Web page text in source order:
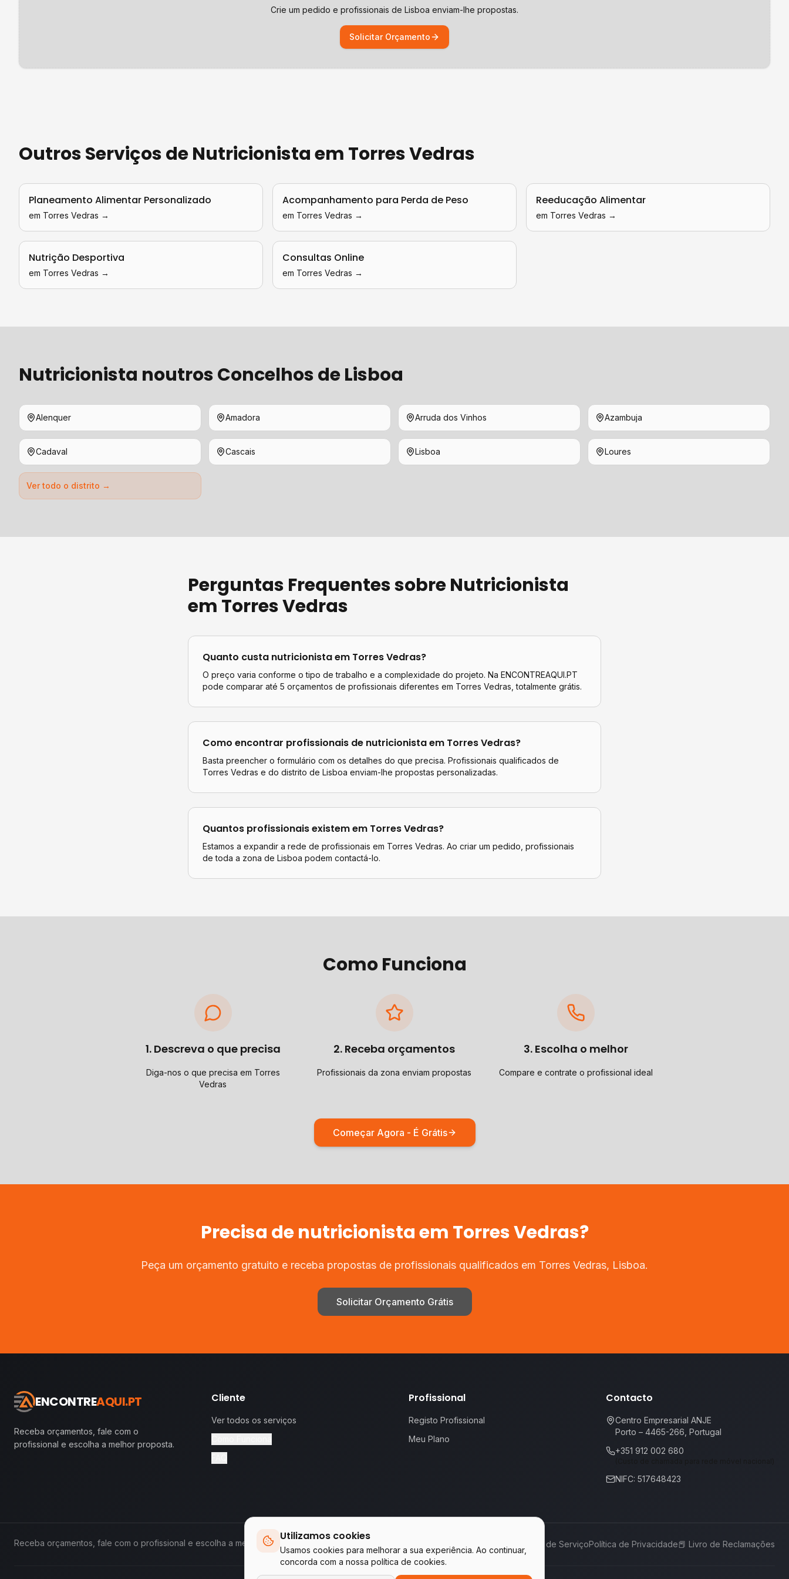
Utilizamos cookies
Usamos cookies para melhorar a sua experiência. Ao continuar,
concorda com a nossa política de cookies.
Crie um pedido e profissionais de Lisboa enviam-lhe propostas.
Solicitar Orçamento
Outros Serviços deNutricionistaem Torres Vedras
Planeamento Alimentar Personalizado
em Torres Vedras →
Acompanhamento para Perda de Peso
em Torres Vedras →
Reeducação Alimentar
em Torres Vedras →
Nutrição Desportiva
em Torres Vedras →
Consultas Online
em Torres Vedras →
Nutricionista noutros Concelhos deLisboa
Alenquer Amadora Arruda dos Vinhos Azambuja
Cadaval Cascais Lisboa Loures
Ver todo o distrito →
Perguntas Frequentes sobreNutricionista
em Torres Vedras
Quanto custa nutricionistaem Torres Vedras?
O preço varia conforme o tipo de trabalho e a complexidade do projeto. Na ENCONTREAQUI.PT
pode comparar até 5 orçamentos de profissionais diferentes em Torres Vedras , totalmente grátis.
Como encontrar profissionais de nutricionistaem Torres Vedras?
Basta preencher o formulário com os detalhes do que precisa. Profissionais qualificados de
Torres Vedras e do distrito de Lisboa enviam-lhe propostas personalizadas.
Quantos profissionais existem em Torres Vedras?
Estamos a expandir a rede de profissionais em Torres Vedras. Ao criar um pedido, profissionais
de toda a zona de Lisboa podem contactá-lo.
Como Funciona
1. Descreva o que precisa
Diga-nos o que precisa em Torres
Vedras
2. Receba orçamentos
Profissionais da zona enviam propostas
3. Escolha o melhor
Compare e contrate o profissional ideal
Começar Agora - É Grátis
Precisa denutricionistaem Torres Vedras?
Peça um orçamento gratuito e receba propostas de profissionais qualificados em Torres Vedras, Lisboa.
Solicitar Orçamento Grátis
ENCONTREAQUI.PT
Receba orçamentos, fale com o
profissional e escolha a melhor proposta.
Cliente
Ver todos os serviços
Profissional
Registo Profissional
Meu Plano
Contacto
Centro Empresarial ANJE
Porto – 4465-266, Portugal
+351 912 002 680
NIFC: 517648423
Receba orçamentos, fale com o profissional e escolha a melhor proposta. Termos de ServiçoPolítica de Privacidade📕 Livro de Reclamações